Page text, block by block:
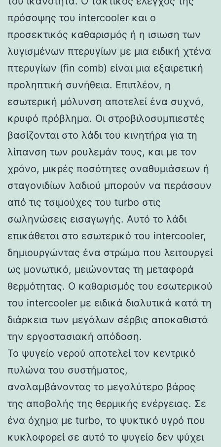
πρόσοψης του intercooler και ο
προσεκτικός καθαρισμός ή η ισιωση των
λυγισμένων πτερυγίων με μια ειδική χτένα
πτερυγίων (fin comb) είναι μια εξαιρετική
προληπτική συνήθεια. Επιπλέον, η
εσωτερική μόλυνση αποτελεί ένα συχνό,
κρυφό πρόβλημα. Οι στροβιλοσυμπιεστές
βασίζονται στο λάδι του κινητήρα για τη
λίπανση των ρουλεμάν τους, και με τον
χρόνο, μικρές ποσότητες αναθυμιάσεων ή
σταγονιδίων λαδιού μπορούν να περάσουν
από τις τσιμούχες του turbo στις
σωληνώσεις εισαγωγής. Αυτό το λάδι
επικάθεται στο εσωτερικό του intercooler,
δημιουργώντας ένα στρώμα που λειτουργεί
ως μονωτικό, μειώνοντας τη μεταφορά
θερμότητας. Ο καθαρισμός του εσωτερικού
του intercooler με ειδικά διαλυτικά κατά τη
διάρκεια των μεγάλων σέρβις αποκαθιστά
την εργοστασιακή απόδοση.
Το ψυγείο νερού αποτελεί τον κεντρικό
πυλώνα του συστήματος,
αναλαμβάνοντας το μεγαλύτερο βάρος
της αποβολής της θερμικής ενέργειας. Σε
ένα όχημα με turbo, το ψυκτικό υγρό που
κυκλοφορεί σε αυτό το ψυγείο δεν ψύχει